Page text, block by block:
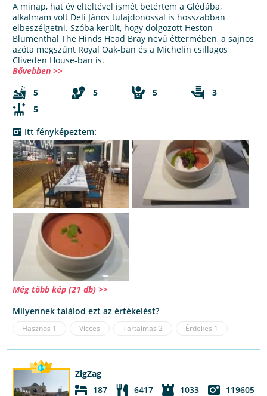
A minap, hat év elteltével ismét betértem a Glédába,
alkalmam volt Deli János tulajdonossal is hosszabban
elbeszélgetni. Szóba került, hogy dolgozott Heston
Blumenthal The Hinds Head Bray nevű éttermében, a sajnos
azóta megszűnt Royal Oak-ban és a Michelin csillagos
Cliveden House-ban is.
Bővebben >>
5
5 5
3
5
Itt fényképeztem:
Még több kép (21 db) >>
Milyennek találod ezt az értékelést?
Hasznos 1 Vicces Tartalmas 2 Érdekes 1
ZigZag
187
6417 1033 119605